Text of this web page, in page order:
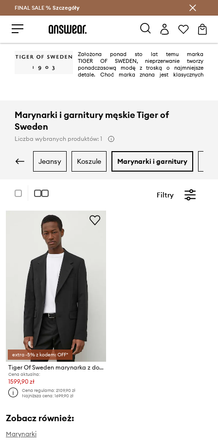
Oszczędzaj z Answear Club >
FINAL SALE % Szczegóły
Założona ponad sto lat temu marka
TIGER OF SWEDEN, nieprzerwanie tworzy
ponadczasową modę z troską o najmniejsze
detale. Choć marka znana jest klasycznych
Marynarki i garnitury męskie Tiger of
Sweden
Liczba wybranych produktów: 1
jeansy koszule marynarki i garnitury
Filtry
extra -5% z kodem: OFF*
Tiger Of Sweden marynarka z domieszką wełny Jazon
Cena aktualna:
1599,90 zł
Cena regularna:2109,90 zł
Najniższa cena:1699,90 zł
Zobacz również:
Marynarki